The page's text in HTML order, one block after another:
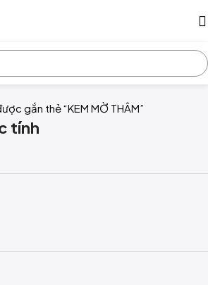
gắn thẻ “KEM MỜ THÂM”
tính